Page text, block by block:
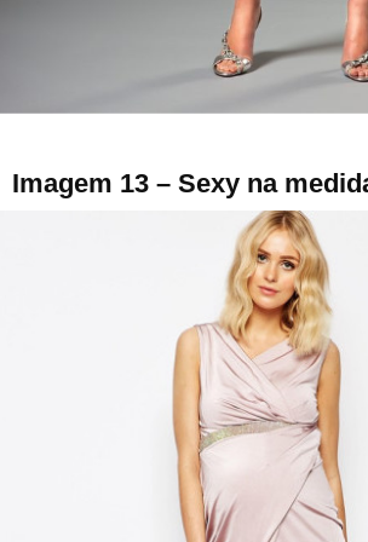
Imagem 13 – Sexy na